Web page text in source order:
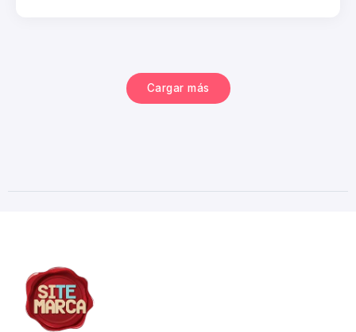
Cargar más